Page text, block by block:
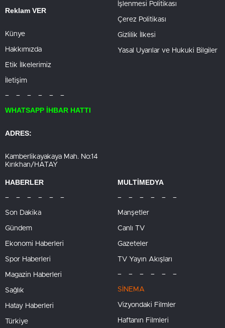
Reklam VER
Künye
Hakkımızda
Etik İlkelerimiz
İletişim
– – – – – –
WHATSAPP İHBAR HATTI
ADRES:
Kamberlikayakaya Mah. No:14
Kırıkhan/HATAY
İşlenmesi Politikası
Çerez Politikası
Gizlilik İlkesi
Yasal Uyarılar ve Hukuki Bilgiler
HABERLER
– – – – – –
Son Dakika
Gündem
Ekonomi Haberleri
Spor Haberleri
Magazin Haberleri
Sağlık
Hatay Haberleri
Türkiye
MULTİMEDYA
– – – – – –
Manşetler
Canlı TV
Gazeteler
TV Yayın Akışları
– – – – – –
SİNEMA
Vizyondaki Filmler
Haftanın Filmleri